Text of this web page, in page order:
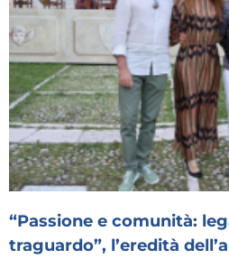
“Passione e comunità:
traguardo”, l’eredità